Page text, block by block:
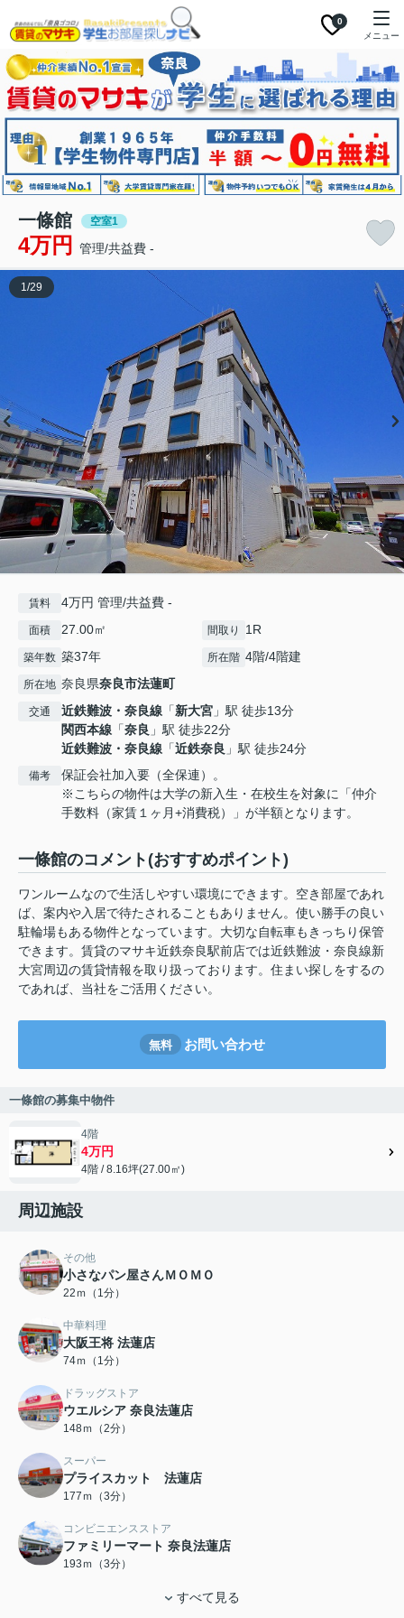
0
メニュー
一條館 空室1
4万円 管理/共益費 -
1/29
賃料 4万円 管理/共益費 -
面積 27.00㎡ 間取り 1R
築年数 築37年 所在階 4階/4階建
所在地 奈良県奈良市法蓮町
交通 近鉄難波・奈良線 「新大宮 」駅 徒歩13分
関西本線 「奈良 」駅 徒歩22分
近鉄難波・奈良線 「近鉄奈良 」駅 徒歩24分
備考
保証会社加入要（全保連）。
※こちらの物件は大学の新入生・在校生を対象に「仲介
手数料（家賃１ヶ月+消費税）」が半額となります。
一條館のコメント(おすすめポイント)
ワンルームなので生活しやすい環境にできます。空き部屋であれ
ば、案内や入居で待たされることもありません。使い勝手の良い
駐輪場もある物件となっています。大切な自転車もきっちり保管
できます。賃貸のマサキ近鉄奈良駅前店では近鉄難波・奈良線新
大宮周辺の賃貸情報を取り扱っております。住まい探しをするの
であれば、当社をご活用ください。
無料 お問い合わせ
一條館の募集中物件
4階
4万円
4階 / 8.16坪(27.00㎡)
周辺施設
その他
小さなパン屋さんＭＯＭＯ
22ｍ（1分）
中華料理
大阪王将 法蓮店
74ｍ（1分）
ドラッグストア
ウエルシア 奈良法蓮店
148ｍ（2分）
スーパー
プライスカット 法蓮店
177ｍ（3分）
コンビニエンスストア
ファミリーマート 奈良法蓮店
193ｍ（3分）
すべて見る